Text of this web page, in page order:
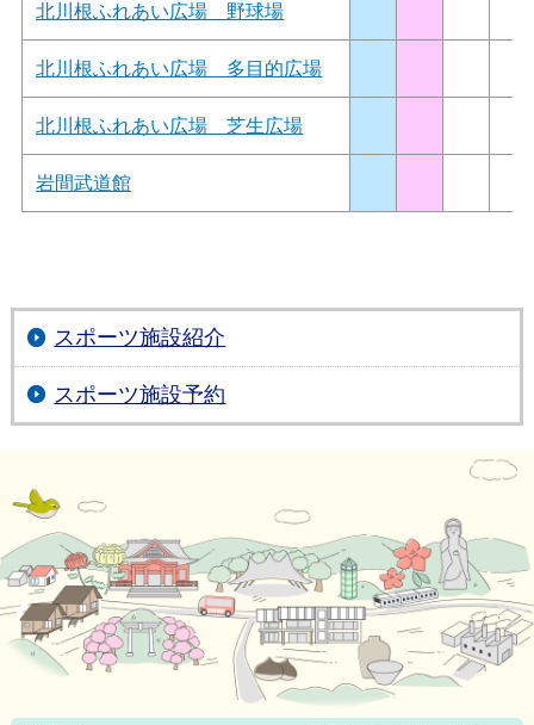
北川根ふれあい広場 野球場
北川根ふれあい広場 多目的広場
北川根ふれあい広場 芝生広場
岩間武道館
スポーツ施設紹介
スポーツ施設予約